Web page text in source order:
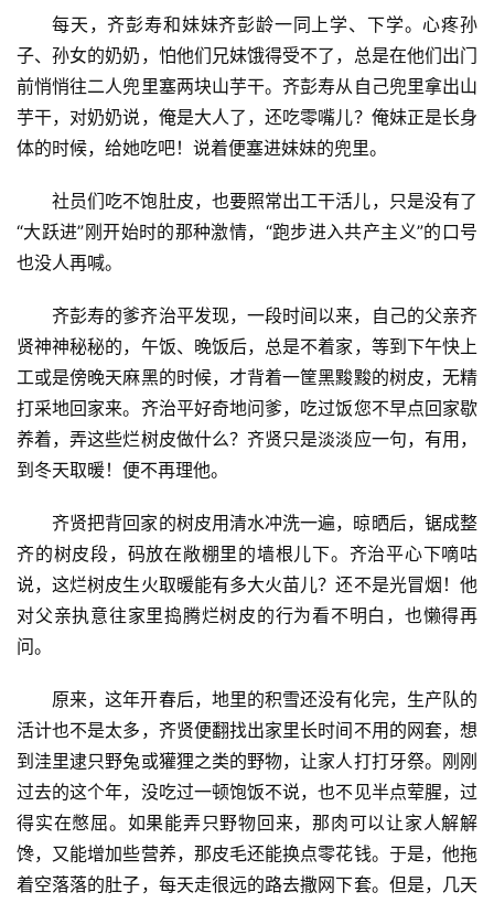
每天，齐彭寿和妹妹齐彭龄一同上学、下学。心疼孙
子、孙女的奶奶，怕他们兄妹饿得受不了，总是在他们出门
前悄悄往二人兜里塞两块山芋干。齐彭寿从自己兜里拿出山
芋干，对奶奶说，俺是大人了，还吃零嘴儿？俺妹正是长身
体的时候，给她吃吧！说着便塞进妹妹的兜里。
社员们吃不饱肚皮，也要照常出工干活儿，只是没有了
“大跃进”刚开始时的那种激情，“跑步进入共产主义”的口号
也没人再喊。
齐彭寿的爹齐治平发现，一段时间以来，自己的父亲齐
贤神神秘秘的，午饭、晚饭后，总是不着家，等到下午快上
工或是傍晚天麻黑的时候，才背着一筐黑黢黢的树皮，无精
打采地回家来。齐治平好奇地问爹，吃过饭您不早点回家歇
养着，弄这些烂树皮做什么？齐贤只是淡淡应一句，有用，
到冬天取暖！便不再理他。
齐贤把背回家的树皮用清水冲洗一遍，晾晒后，锯成整
齐的树皮段，码放在敞棚里的墙根儿下。齐治平心下嘀咕
说，这烂树皮生火取暖能有多大火苗儿？还不是光冒烟！他
对父亲执意往家里捣腾烂树皮的行为看不明白，也懒得再
问。
原来，这年开春后，地里的积雪还没有化完，生产队的
活计也不是太多，齐贤便翻找出家里长时间不用的网套，想
到洼里逮只野兔或獾狸之类的野物，让家人打打牙祭。刚刚
过去的这个年，没吃过一顿饱饭不说，也不见半点荤腥，过
得实在憋屈。如果能弄只野物回来，那肉可以让家人解解
馋，又能增加些营养，那皮毛还能换点零花钱。于是，他拖
着空落落的肚子，每天走很远的路去撒网下套。但是，几天